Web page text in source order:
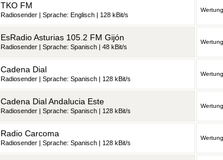
TKO FM
Radiosender | Sprache: Englisch | 128 kBit/s
EsRadio Asturias 105.2 FM Gijón
Radiosender | Sprache: Spanisch | 48 kBit/s
Cadena Dial
Radiosender | Sprache: Spanisch | 128 kBit/s
Cadena Dial Andalucia Este
Radiosender | Sprache: Spanisch | 128 kBit/s
Radio Carcoma
Radiosender | Sprache: Spanisch | 128 kBit/s